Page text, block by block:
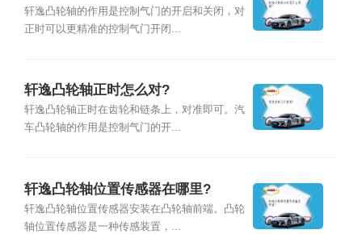
轩逸凸轮轴的作用是控制气门的开启和关闭，对
正时可以更精准的控制气门开闭...
轩逸凸轮轴正时怎么对?
轩逸凸轮轴正时在齿轮和链条上，对准即可。汽
车凸轮轴的作用是控制气门的开...
轩逸凸轮轴位置传感器在哪里?
轩逸凸轮轴位置传感器安装在凸轮轴前端。凸轮
轴位置传感器是一种传感装置，...